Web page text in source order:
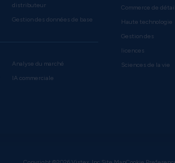
distributeur
Gestion des données de base
Analyse du marché
IA commerciale
Commerce de détail
Haute technologie
Gestion des
licences
Sciences de la vie